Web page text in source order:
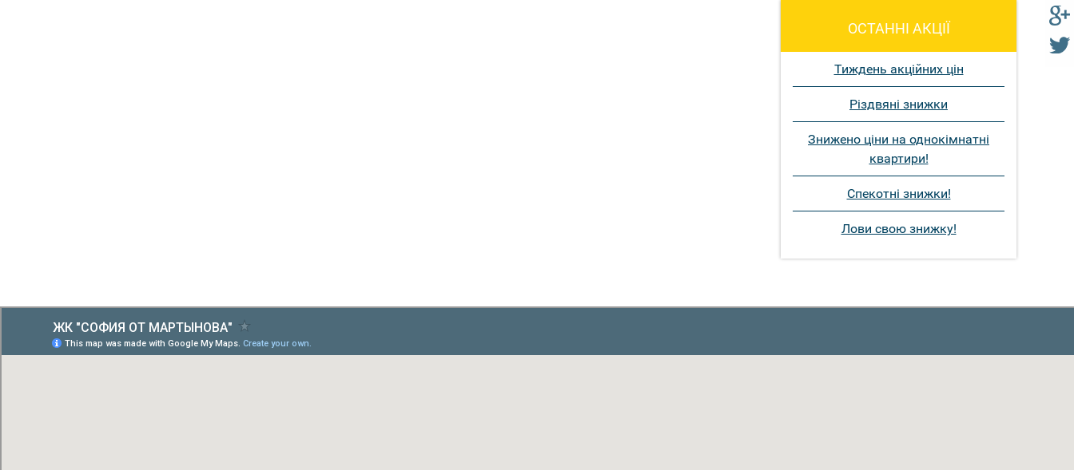
ОСТАННІ АКЦІЇ
Тиждень акційних цін
Різдвяні знижки
Знижено ціни на однокімнатні
квартири!
Спекотні знижки!
Лови свою знижку!